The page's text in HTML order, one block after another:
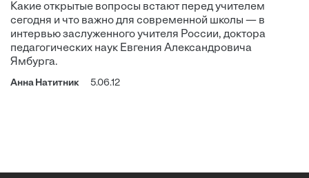
Какие открытые вопросы встают перед учителем
сегодня и что важно для современной школы — в
интервью заслуженного учителя России, доктора
педагогических наук Евгения Александровича
Ямбурга.
Анна Натитник 5.06.12